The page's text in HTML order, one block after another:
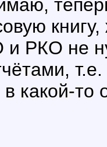
РКО не
какой-то